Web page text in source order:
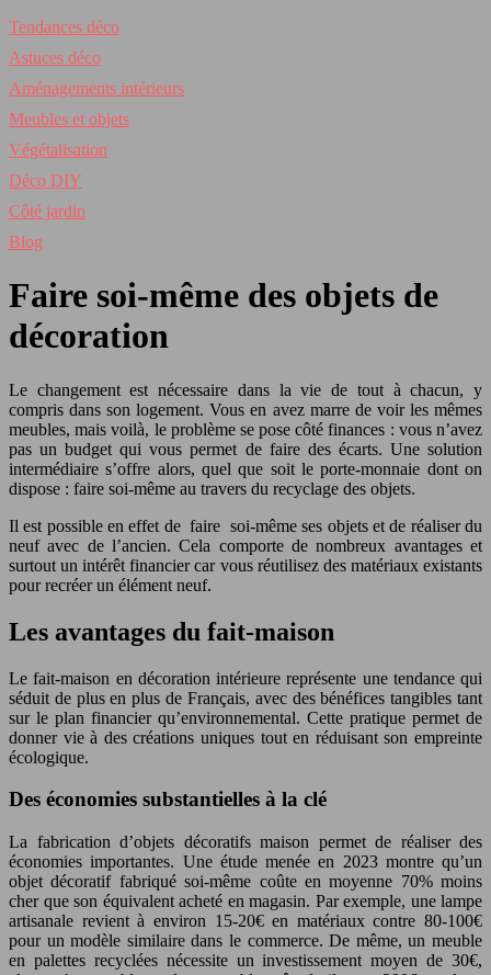
Tendances déco
Astuces déco
Aménagements intérieurs
Meubles et objets
Végétalisation
Déco DIY
Côté jardin
Blog
Faire soi-même des objets de
décoration
Le changement est nécessaire dans la vie de tout à chacun, y
compris dans son logement. Vous en avez marre de voir les mêmes
meubles, mais voilà, le problème se pose côté finances : vous n’avez
pas un budget qui vous permet de faire des écarts. Une solution
intermédiaire s’offre alors, quel que soit le porte-monnaie dont on
dispose : faire soi-même au travers du recyclage des objets.
Il est possible en effet de faire soi-même ses objets et de réaliser du
neuf avec de l’ancien. Cela comporte de nombreux avantages et
surtout un intérêt financier car vous réutilisez des matériaux existants
pour recréer un élément neuf.
Les avantages du fait-maison
Le fait-maison en décoration intérieure représente une tendance qui
séduit de plus en plus de Français, avec des bénéfices tangibles tant
sur le plan financier qu’environnemental. Cette pratique permet de
donner vie à des créations uniques tout en réduisant son empreinte
écologique.
Des économies substantielles à la clé
La fabrication d’objets décoratifs maison permet de réaliser des
économies importantes. Une étude menée en 2023 montre qu’un
objet décoratif fabriqué soi-même coûte en moyenne 70% moins
cher que son équivalent acheté en magasin. Par exemple, une lampe
artisanale revient à environ 15-20€ en matériaux contre 80-100€
pour un modèle similaire dans le commerce. De même, un meuble
en palettes recyclées nécessite un investissement moyen de 30€,